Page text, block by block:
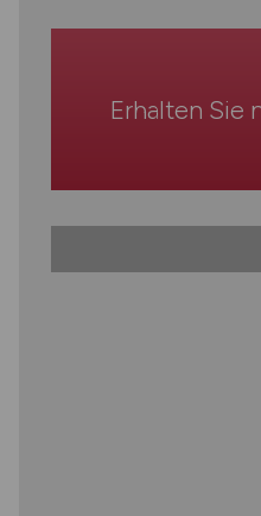
Erhalten Sie